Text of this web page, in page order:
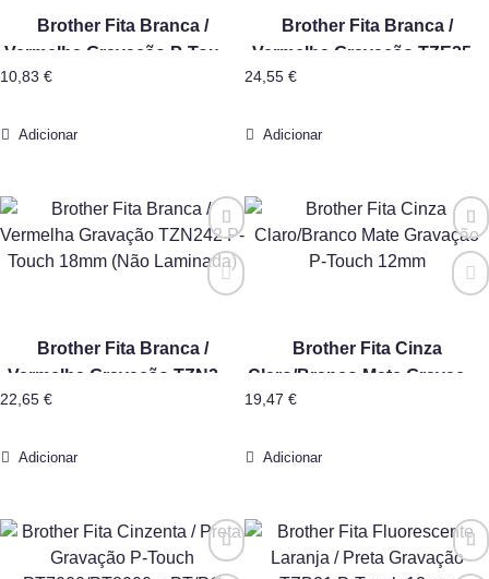
Brother Fita Branca /
Vermelha Gravação P-Touch
PT55/PT65/PT85/PT110 9mm
10,83 €
Adicionar
Brother Fita Branca /
Vermelha Gravação TZE252
24,55 €
Adicionar
Brother Fita Branca /
Vermelha Gravação TZN242
P-Touch 18mm (Não
22,65 €
Adicionar
Brother Fita Cinza
Claro/Branco Mate Gravação
19,47 €
Adicionar